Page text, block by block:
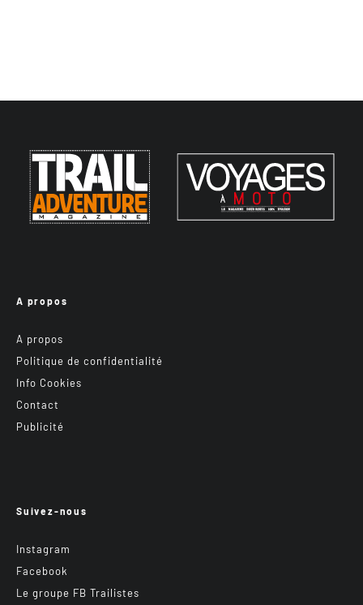
A propos
A propos
Politique de confidentialité
Info Cookies
Contact
Publicité
Suivez-nous
Instagram
Facebook
Le groupe FB Trailistes